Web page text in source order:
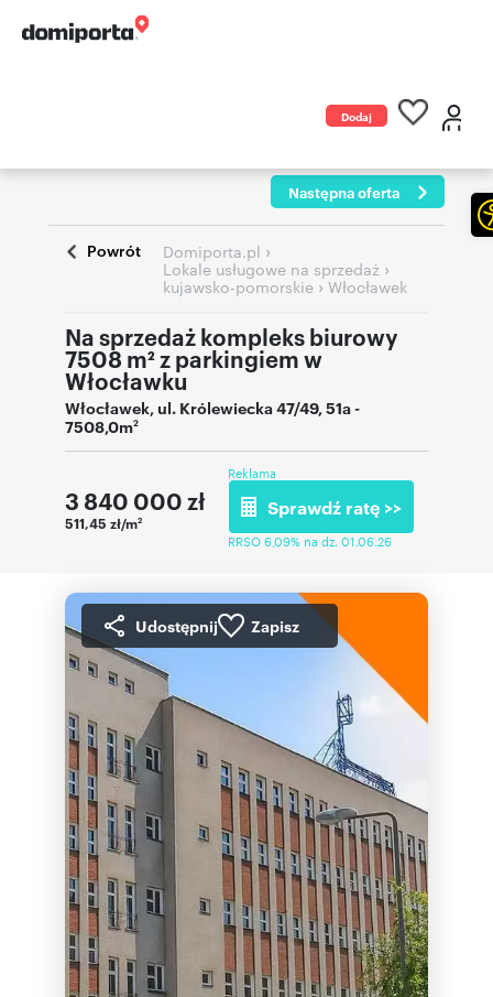
Dodaj
Następna oferta
Powrót Domiporta.pl ›
Lokale usługowe na sprzedaż ›
kujawsko-pomorskie ›Włocławek
Na sprzedaż kompleks biurowy
7508 m² z parkingiem w
Włocławku
Włocławek, ul. Królewiecka 47/49, 51a-
7508,0m2
3 840 000 zł
511,45 zł/m2
Reklama
Sprawdź ratę >>
RRSO 6,09% na dz. 01.06.26
Udostępnij Zapisz